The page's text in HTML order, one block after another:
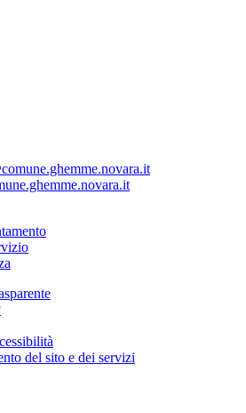
del sito e dei servizi